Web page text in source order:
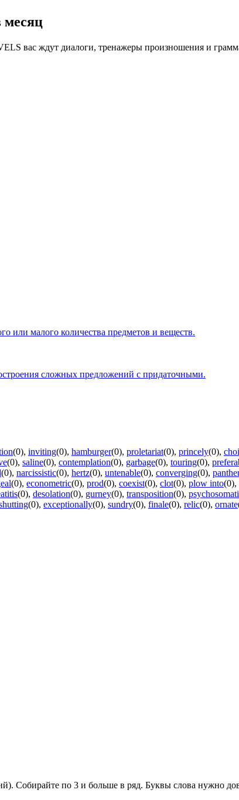
месяц
вас ждут диалоги, тренажеры произношения и
или малого количества предметов и веществ.
сложных предложений с придаточными.
(0), inviting(0), hamburger(0), proletariat(0), princely(0),
(0), saline(0), contemplation(0), garbage(0), touring(0),
(0), narcissistic(0), hertz(0), untenable(0), converging(0),
(0), econometric(0), prod(0), coexist(0), clot(0), plow into(0),
(0), desolation(0), gurney(0), transposition(0),
(0), exceptionally(0), sundry(0), finale(0), relic(0), ornate
Собирайте по 3 и больше в ряд. Буквы слова нужно